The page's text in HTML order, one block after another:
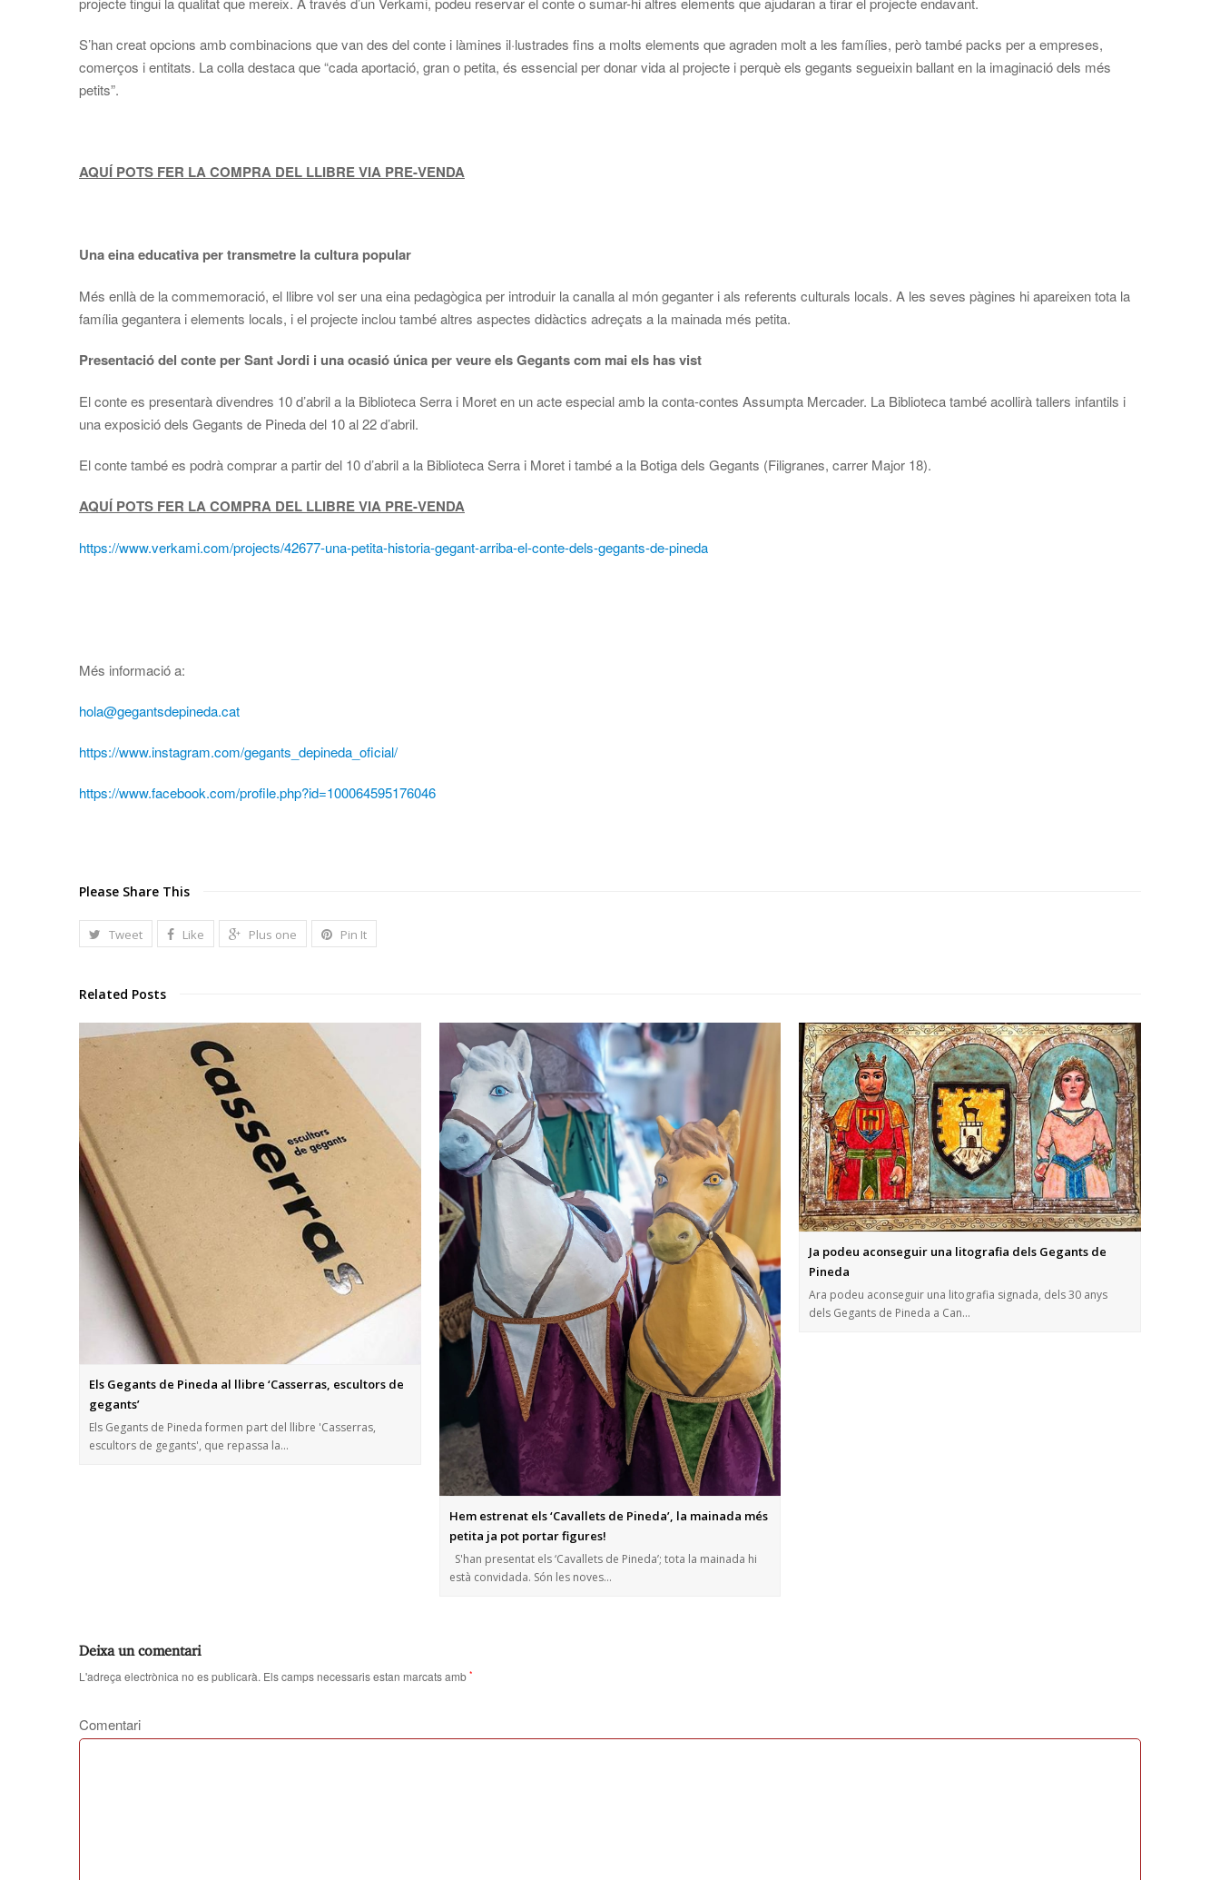
S’han creat opcions amb combinacions que van des del conte i làmines il·lustrades fins a molts elements que agraden molt a les famílies, però també packs per a empreses,
comerços i entitats. La colla destaca que “cada aportació, gran o petita, és essencial per donar vida al projecte i perquè els gegants segueixin ballant en la imaginació dels més
petits”.
AQUÍ POTS FER LA COMPRA DEL LLIBRE VIA PRE-VENDA
Una eina educativa per transmetre la cultura popular
Més enllà de la commemoració, el llibre vol ser una eina pedagògica per introduir la canalla al món geganter i als referents culturals locals. A les seves pàgines hi apareixen tota la
família gegantera i elements locals, i el projecte inclou també altres aspectes didàctics adreçats a la mainada més petita.
Presentació del conte per Sant Jordi i una ocasió única per veure els Gegants com mai els has vist
El conte es presentarà divendres 10 d’abril a la Biblioteca Serra i Moret en un acte especial amb la conta-contes Assumpta Mercader. La Biblioteca també acollirà tallers infantils i
una exposició dels Gegants de Pineda del 10 al 22 d’abril.
El conte també es podrà comprar a partir del 10 d’abril a la Biblioteca Serra i Moret i també a la Botiga dels Gegants (Filigranes, carrer Major 18).
AQUÍ POTS FER LA COMPRA DEL LLIBRE VIA PRE-VENDA
https://www.verkami.com/projects/42677-una-petita-historia-gegant-arriba-el-conte-dels-gegants-de-pineda
Més informació a:
hola@gegantsdepineda.cat
https://www.instagram.com/gegants_depineda_oficial/
https://www.facebook.com/profile.php?id=100064595176046
Please Share This
Tweet Like Plus one Pin It
Related Posts
Els Gegants de Pineda al llibre ‘Casserras, escultors de
gegants’
Els Gegants de Pineda formen part del llibre 'Casserras,
escultors de gegants', que repassa la…
Hem estrenat els ‘Cavallets de Pineda’, la mainada més
petita ja pot portar figures!
S'han presentat els ‘Cavallets de Pineda’; tota la mainada hi
està convidada. Són les noves…
Ja podeu aconseguir una litografia dels Gegants de
Pineda
Ara podeu aconseguir una litografia signada, dels 30 anys
dels Gegants de Pineda a Can…
Deixa un comentari
L'adreça electrònica no es publicarà. Els camps necessaris estan marcats amb *
Comentari